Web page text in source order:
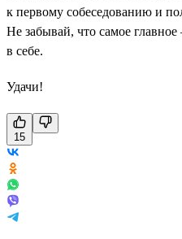
к первому собеседованию и
Не забывай, что самое
в себе.
Удачи!
15